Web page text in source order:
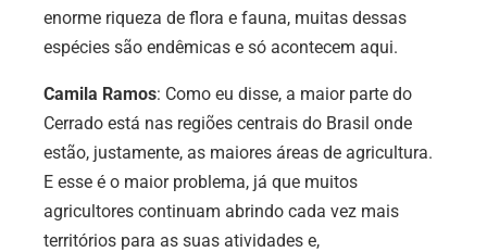
enorme riqueza de flora e fauna, muitas dessas
espécies são endêmicas e só acontecem aqui.
Camila Ramos: Como eu disse, a maior parte do
Cerrado está nas regiões centrais do Brasil onde
estão, justamente, as maiores áreas de agricultura.
E esse é o maior problema, já que muitos
agricultores continuam abrindo cada vez mais
territórios para as suas atividades e,